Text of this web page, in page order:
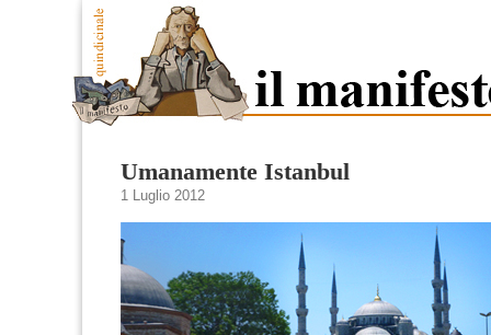
Umanamente Istanbul
1 Luglio 2012